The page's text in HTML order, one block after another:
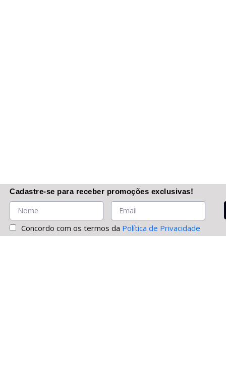
Cadastre-se para receber promoções exclusivas!
Concordo com os termos da Política de Privacidade